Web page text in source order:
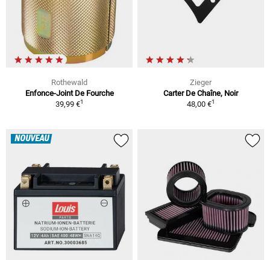
Rothewald
Enfonce-Joint De Fourche
39,99 €1
Zieger
Carter De Chaîne, Noir
48,00 €1
NOUVEAU